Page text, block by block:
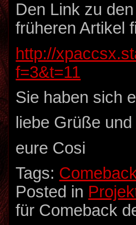
Den Link zu
früheren Artikel
http://
f=3&t=11
Sie haben sich
liebe Grüße
eure Cosi
Tags:
Posted in
für Comeback